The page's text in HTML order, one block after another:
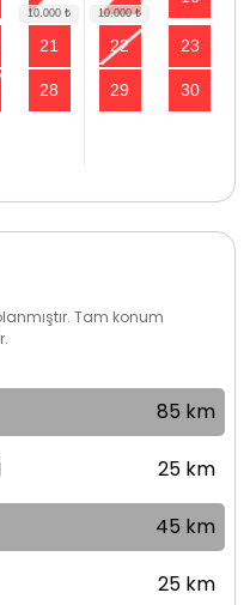
21 22 23
28 29 30
Tam konum
85 km
25 km
45 km
25 km